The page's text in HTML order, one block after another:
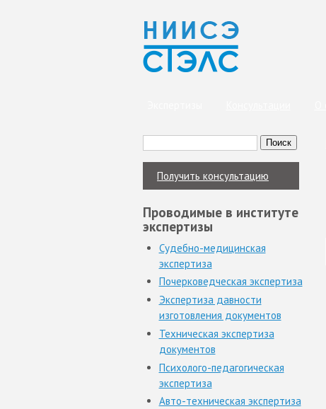
Форма поиска
Вы здесь
Получить консультацию
Проводимые в институте
экспертизы
Судебно-медицинская
экспертиза
Почерковедческая экспертиза
Экспертиза давности
изготовления документов
Техническая экспертиза
документов
Психолого-педагогическая
экспертиза
Авто-техническая экспертиза